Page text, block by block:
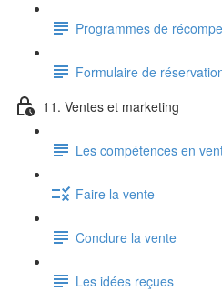
Programmes de
Formulaire de
11. Ventes et marketing
Les compétences en
Faire la vente
Conclure la vente
Les idées reçues